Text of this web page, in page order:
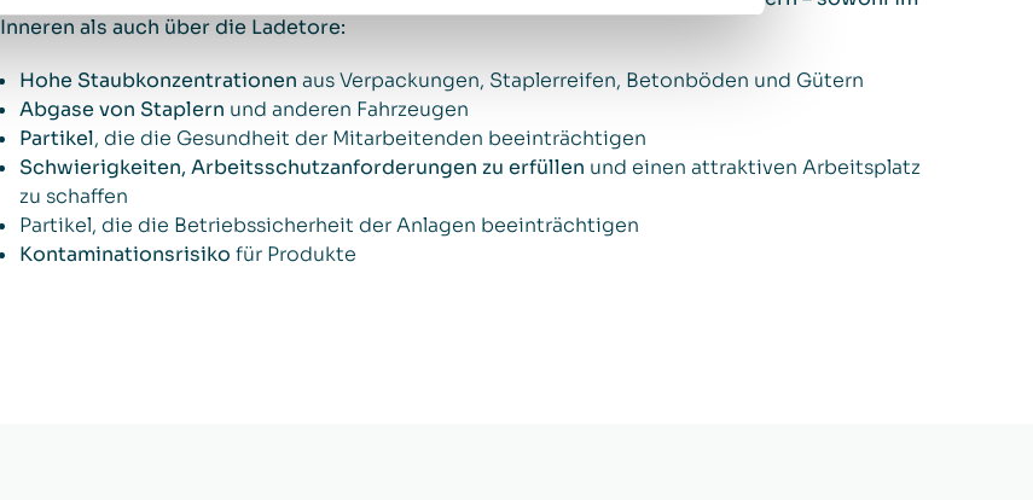
Inneren als auch über die Ladetore:
Hohe Staubkonzentrationen aus Verpackungen, Staplerreifen, Betonböden und Gütern
Abgase von Staplern und anderen Fahrzeugen
Partikel, die die Gesundheit der Mitarbeitenden beeinträchtigen
Schwierigkeiten, Arbeitsschutzanforderungen zu erfüllen und einen attraktiven Arbeitsplatz
zu schaffen
Partikel, die die Betriebssicherheit der Anlagen beeinträchtigen
Kontaminationsrisiko für Produkte